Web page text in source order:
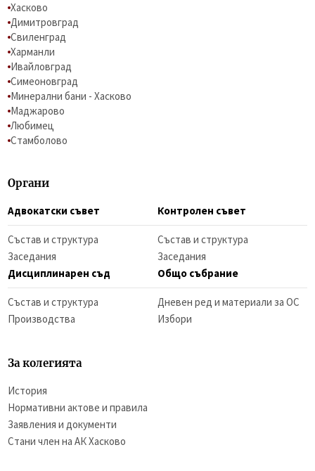
Хасково
Димитровград
Свиленград
Харманли
Ивайловград
Симеоновград
Минерални бани - Хасково
Маджарово
Любимец
Стамболово
Органи
Адвокатски съвет
Състав и структура
Заседания
Контролен съвет
Състав и структура
Заседания
Дисциплинарен съд
Състав и структура
Производства
Общо събрание
Дневен ред и материали за ОС
Избори
За колегията
История
Нормативни актове и правила
Заявления и документи
Стани член на АК Хасково